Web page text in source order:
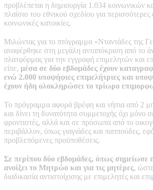
προβλέπεται η δημιουργία 1.034 κοινωνικών
πλαίσιο του εθνικού σχεδίου για
κοινωνικές κατοικίες.
Μιλώντας για το πτόγραμμα «Νταντάδες της
αναφέρθηκε στη μεγάλη ανταπόκριση από το
πλατφόρμας για την εγγραφή επιμελητών και
είπε, μέσα σε δύο εβδομάδες έχουν
ενώ 2.000 υποψήφιες επιμελήτριες και
έχουν ήδη ολοκληρώσει το τρίωρο
Το πρόγραμμα αφορά βρέφη και νήπια από 2
και δίνει τη δυνατότητα συμμετοχής όχι μόνο
φροντιστές, αλλά και σε πρόσωπα από το
περιβάλλον, όπως γιαγιάδες και παππούδες,
προβλεπόμενες προϋποθέσεις.
Σε περίπου δύο εβδομάδες, όπως σημείωσε
ανοίξει το Μητρώο και για τις μητέρες,
διαδικασία αντιστοίχισης με επιμελητές και